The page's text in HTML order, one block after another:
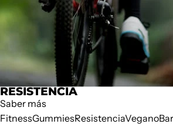
RESISTENCIA
Saber más
FitnessGummiesResistenciaVegano